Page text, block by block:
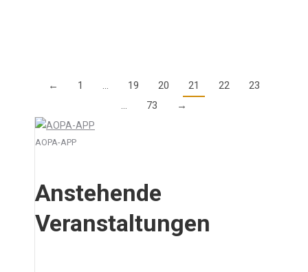
← 1 … 19 20 21 22
23
…
73 →
AOPA-APP
Anstehende
Veranstaltungen